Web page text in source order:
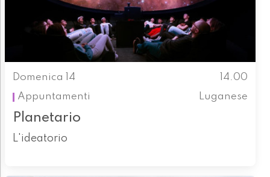
Domenica 14
14.00
Appuntamenti
Luganese
Planetario
L'ideatorio